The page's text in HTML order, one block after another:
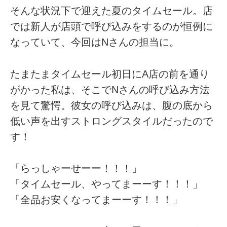
そんな状況下で迎えた夏のタイムセール。店
では新人が店頭で呼び込みをするのが恒例に
なっていて、今回はNさんの担当に。
たまたまタイムセール初日にA店の前を通り
がかった私は、そこでNさんの呼び込み方法
を見て驚愕。彼女の呼び込みは、腹の底から
低い声を出すストロングスタイルだったので
す！
「らっしゃーせーー！！！」
「タイムセール、やってまーーす！！！」
「全品お安くなってまーーす！！！」